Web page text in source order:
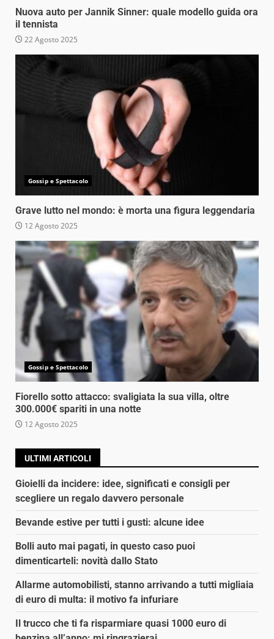
Nuova auto per Jannik Sinner: quale modello guida ora
il tennista
22 Agosto 2025
Gossip e Spettacolo
Grave lutto nel mondo: è morta una figura leggendaria
12 Agosto 2025
Gossip e Spettacolo
Fiorello sotto attacco: svaligiata la sua villa, oltre
300.000€ spariti in una notte
12 Agosto 2025
ULTIMI ARTICOLI
Gioielli da incidere: idee, significati e consigli per
scegliere un regalo davvero personale
Bevande estive per tutti i gusti: alcune idee
Bolli auto mai pagati, in questo caso puoi
dimenticarteli: novità dallo Stato
Allarme automobilisti, stanno arrivando a tutti migliaia
di euro di multa: il motivo fa infuriare
Il trucco che ti fa risparmiare quasi 1000 euro di